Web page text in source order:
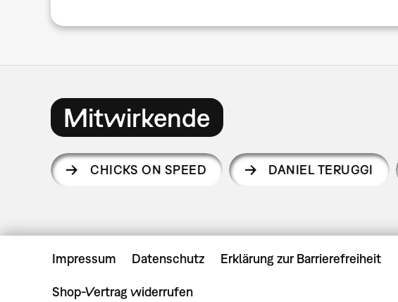
Mitwirkende
CHICKS ON SPEED DANIEL TERUGGI
Impressum Datenschutz Erklärung zur Barrierefreiheit
Shop-Vertrag widerrufen